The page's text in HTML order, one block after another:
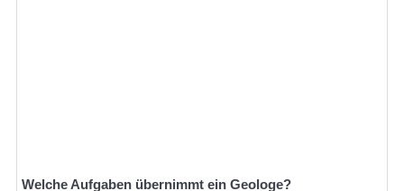
Welche Aufgaben übernimmt ein Geologe?